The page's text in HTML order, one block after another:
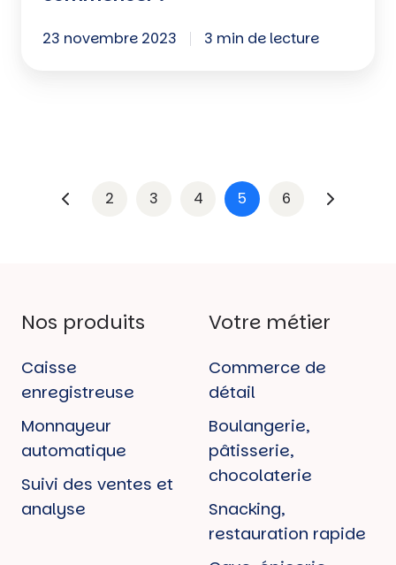
23 novembre 2023 3 min de lecture
2 3 4 5 6
Nos produits
Caisse
enregistreuse
Monnayeur
automatique
Suivi des ventes et
analyse
Votre métier
Commerce de
détail
Boulangerie,
pâtisserie,
chocolaterie
Snacking,
restauration rapide